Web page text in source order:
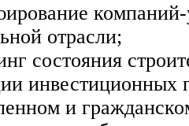
компаний-
отрасли;
состояния
инвестиционных
и